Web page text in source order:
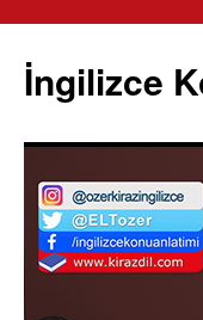
İngilizce